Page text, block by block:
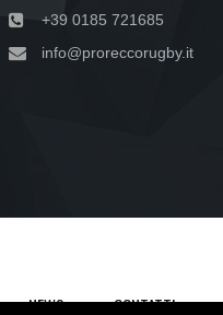
+39 0185 721685
info@proreccorugby.it
NEWS CONTATTI